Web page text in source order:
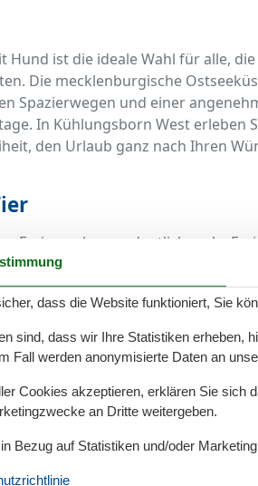
Hund ist die ideale Wahl für alle,
Die mecklenburgische
Spazierwegen und einer
In Kühlungsborn West erleben
den Urlaub ganz nach Ihren
Ferienwohnung deutlich mehr
Terrasse oder
und wohlfühlen. Besonders bei
Haus die perfekte Lösung. Viele
zu Gassirouten bereit – für einen
und
ruhige Lage, den gepflegten
für Hunde und ihre Halter. Viele
an denen Ihre Fellnase
dass die Website funktioniert, Sie
sind, dass wir Ihre Statistiken erheben,
Fall werden anonymisierte Daten an
Cookies akzeptieren, erklären Sie
an Dritte weitergeben.
Bezug auf Statistiken und/oder